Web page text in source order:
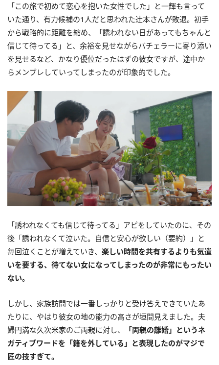
「この旅で初めて恋心を抱いた女性でした」と一輝も言って
いた通り、有力候補の1人だと思われた辻󠄀本さんが敗退。初手
から戦略的に距離を縮め、「誘われない日があってもちゃんと
信じて待ってる」と、余裕を見せながらバチェラーに寄り添い
を見せるなど、かなり優位だったはずの彼女ですが、途中か
らメンブレしていってしまったのが印象的でした。
「誘われなくても信じて待ってる」アピをしていたのに、その
後「誘われなくて泣いた。自信と安心が欲しい（要約）」と
毎回泣くことが増えていき、 楽しい時間を共有するよりも気遣
いを要する、待てない女になってしまったのが非常にもったい
ない。
しかし、家族訪問では一番しっかりと受け答えできていたあ
たりに、やはり彼女の地の能力の高さが垣間見えました。夫
婦円満な久次米家のご両親に対し、
「両親の離婚」というネ
ガティブワードを「籍を外している」と表現したのがマジで
匠の技すぎて。